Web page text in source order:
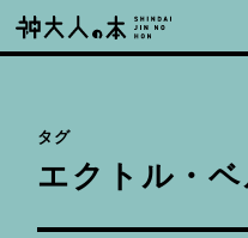
タグ
エクトル・